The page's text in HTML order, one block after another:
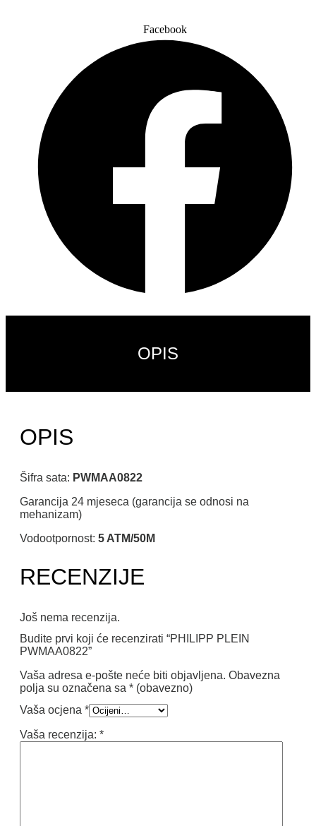
Facebook
OPIS
OPIS
Šifra sata: PWMAA0822
Garancija 24 mjeseca (garancija se odnosi na
mehanizam)
Vodootpornost: 5 ATM/50M
RECENZIJE
Još nema recenzija.
Budite prvi koji će recenzirati “PHILIPP PLEIN
PWMAA0822”
Vaša adresa e-pošte neće biti objavljena. Obavezna
polja su označena sa * (obavezno)
Vaša ocjena *
Vaša recenzija: *